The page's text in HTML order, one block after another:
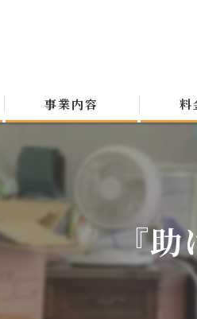
事業内容 料
『助